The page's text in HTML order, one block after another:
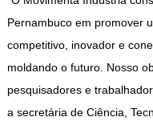
Pernambuco em promover
competitivo, inovador e
moldando o futuro. Nosso
pesquisadores e
a secretária de Ciência,